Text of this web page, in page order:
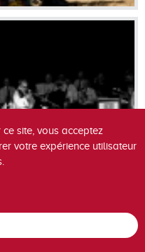
site, vous acceptez
votre expérience utilisateur